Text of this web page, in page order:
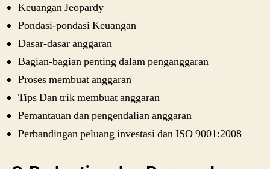
Keuangan Jeopardy
Pondasi-pondasi Keuangan
Dasar-dasar anggaran
Bagian-bagian penting dalam penganggaran
Proses membuat anggaran
Tips Dan trik membuat anggaran
Pemantauan dan pengendalian anggaran
Perbandingan peluang investasi dan ISO 9001:2008